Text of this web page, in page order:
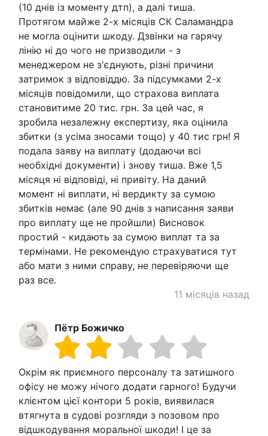
(10 днів із моменту дтп), а далі тиша.
Протягом майже 2-х місяців СК Саламандра
не могла оцінити шкоду. Дзвінки на гарячу
лінію ні до чого не призводили - з
менеджером не з'єднують, різні причини
затримок з відповіддю. За підсумками 2-х
місяців повідомили, що страхова виплата
становитиме 20 тис. грн. За цей час, я
зробила незалежну експертизу, яка оцінила
збитки (з усіма зносами тощо) у 40 тис грн! Я
подала заяву на виплату (додаючи всі
необхідні документи) і знову тиша. Вже 1,5
місяця ні відповіді, ні привіту. На даний
момент ні виплати, ні вердикту за сумою
збитків немає (але 90 днів з написання заяви
про виплату ще не пройшли) Висновок
простий - кидають за сумою виплат та за
термінами. Не рекомендую страхуватися тут
або мати з ними справу, не перевіряючи ще
раз все.
11 місяців назад
Пётр Божичко
Окрім як приємного персоналу та затишного
офісу не можу нічого додати гарного! Будучи
клієнтом цієї контори 5 років, виявилася
втягнута в судові розгляди з позовом про
відшкодування моральної шкоди! І це за